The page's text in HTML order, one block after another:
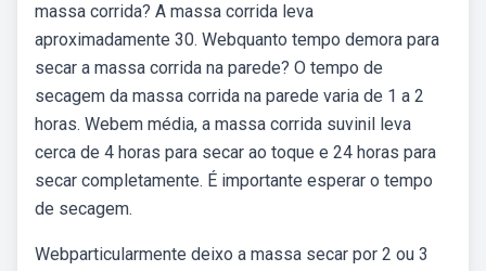
massa corrida? A massa corrida leva
aproximadamente 30. Webquanto tempo demora para
secar a massa corrida na parede? O tempo de
secagem da massa corrida na parede varia de 1 a 2
horas. Webem média, a massa corrida suvinil leva
cerca de 4 horas para secar ao toque e 24 horas para
secar completamente. É importante esperar o tempo
de secagem.
Webparticularmente deixo a massa secar por 2 ou 3